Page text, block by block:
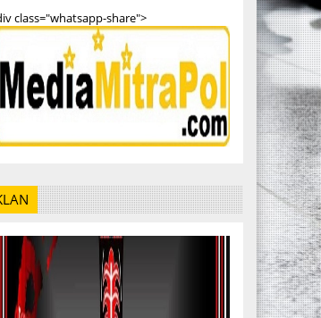
class="whatsapp-share">